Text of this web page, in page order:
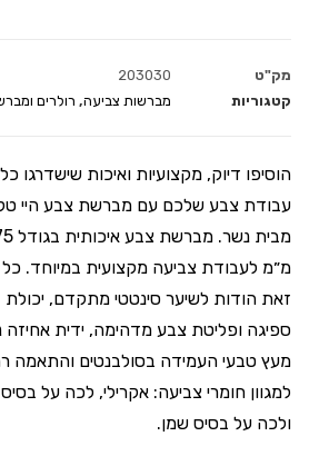
מק"ט
203030
קטגוריות
מברשות צביעה, רולרים
הוסיפו דיוק, מקצועיות ואיכות שישדרגו כל
עבודת צבע שלכם עם מברשת צבע היי
מבית נשר. מברשת צבע
מ״מ לעבודת צביעה מקצועית במיוחד. כל
זאת הודות לשיער סינטטי מתקדם, יכולת
ספיגה ופליטת צבע מדהימה, ידית אחיזה
מעץ טבעי העמידה בסולבנטים והתאמה
למגוון חומרי צביעה: אקרילי, לכה על
ולכה על בסיס שמן.